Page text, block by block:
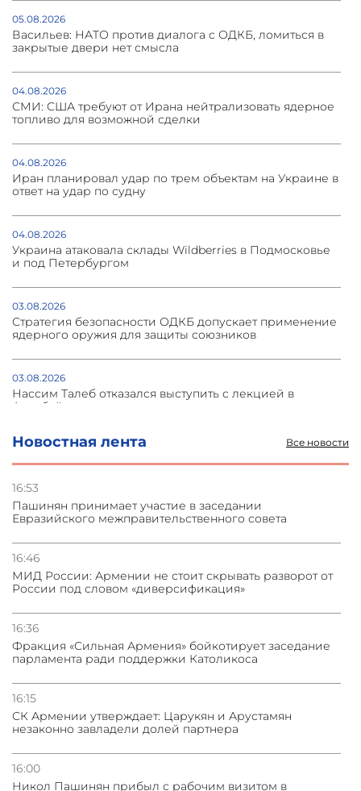
Новостная лента Все новости
16:53
Пашинян принимает участие в заседании
Евразийского межправительственного совета
16:46
МИД России: Армении не стоит скрывать разворот от
России под словом «диверсификация»
16:36
Фракция «Сильная Армения» бойкотирует заседание
парламента ради поддержки Католикоса
16:15
СК Армении утверждает: Царукян и Арустамян
незаконно завладели долей партнера
16:00
Никол Пашинян прибыл с рабочим визитом в
05.08.2026
Васильев: НАТО против диалога с ОДКБ, ломиться в
закрытые двери нет смысла
04.08.2026
СМИ: США требуют от Ирана нейтрализовать ядерное
топливо для возможной сделки
04.08.2026
Иран планировал удар по трем объектам на Украине в
ответ на удар по судну
04.08.2026
Украина атаковала склады Wildberries в Подмосковье
и под Петербургом
03.08.2026
Стратегия безопасности ОДКБ допускает применение
ядерного оружия для защиты союзников
03.08.2026
Нассим Талеб отказался выступить с лекцией в
Азербайджане
31.07.2026
Сотрудничество и очереди – детали визита главы
31.07.2026
31.07.2026
условии прекращения огня